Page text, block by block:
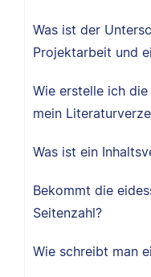
Was ist der
Projektarbeit und
Wie erstelle ich
mein
Was ist ein
Bekommt die
Seitenzahl?
Wie schreibt man